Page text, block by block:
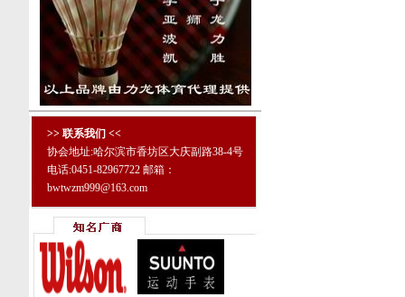
>> 联系我们 <<
协会地址:哈尔滨市香坊区大庆副路38-4号
电话:0451-82967722 邮箱：
bwtwzm999@163.com